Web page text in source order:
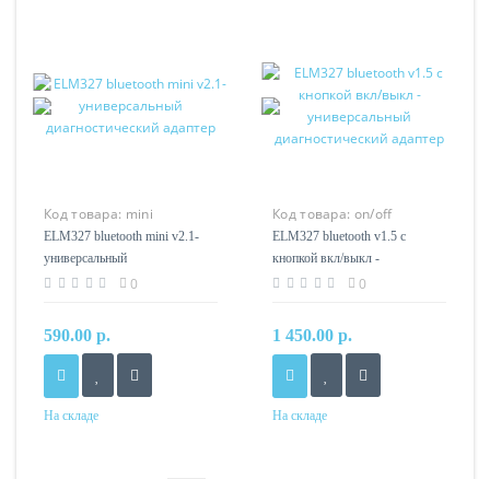
Код товара: mini
ELM327 bluetooth mini v2.1-
универсальный
диагностический адаптер
0
590.00 р.
На складе
Код товара: on/off
ELM327 bluetooth v1.5 с
кнопкой вкл/выкл -
универсальный 0
1 450.00 р.
На складе